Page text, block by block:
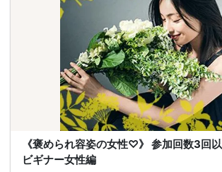
《褒められ容姿の女性♡》 参加回数3回
ビギナー女性編